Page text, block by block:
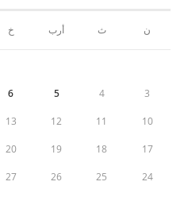
ن ث أرب خ
3
4
5
6
10
11
12
13
17
18
19
20
24
25
26
27